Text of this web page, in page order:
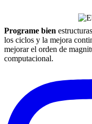
Programe bien
los ciclos y la mejora
mejorar el orden de
computacional.